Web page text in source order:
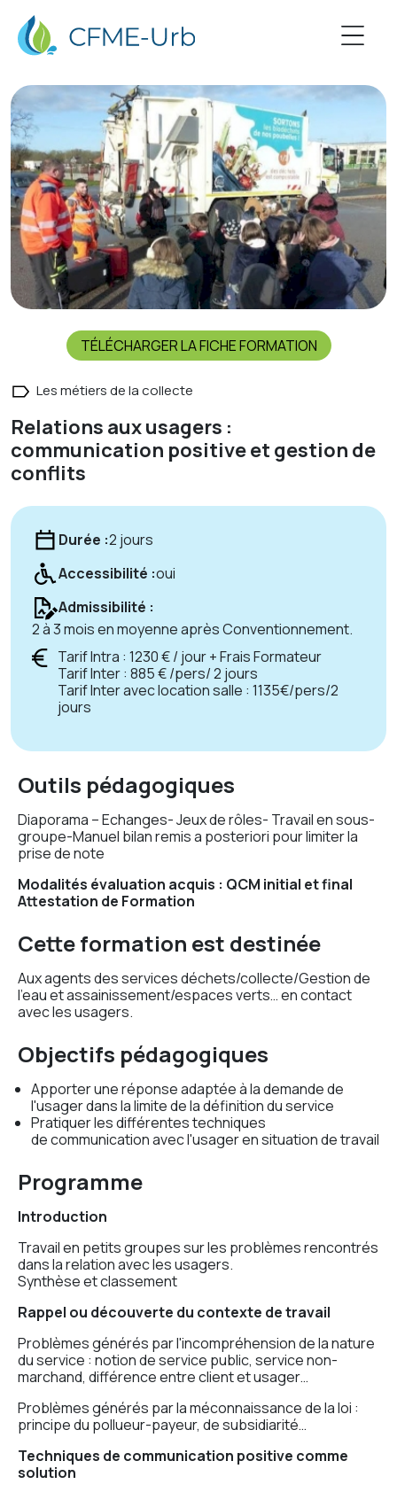
TÉLÉCHARGER LA FICHE FORMATION
Les métiers de la collecte
Relations aux usagers :
communication positive et gestion de
conflits
Durée :2 jours
Accessibilité :oui
Admissibilité :
2 à 3 mois en moyenne après Conventionnement.
Tarif Intra : 1230 € / jour + Frais Formateur
Tarif Inter : 885 € /pers/ 2 jours
Tarif Inter avec location salle : 1135€/pers/2
jours
Outils pédagogiques
Diaporama – Echanges- Jeux de rôles- Travail en sous-
groupe-Manuel bilan remis a posteriori pour limiter la
prise de note
Modalités évaluation acquis : QCM initial et final
Attestation de Formation
Cette formation est destinée
Aux agents des services déchets/collecte/Gestion de
l’eau et assainissement/espaces verts… en contact
avec les usagers.
Objectifs pédagogiques
Apporter une réponse adaptée à la demande de
l'usager dans la limite de la définition du service
Pratiquer les différentes techniques
de communication avec l'usager en situation de travail
Programme
Introduction
Travail en petits groupes sur les problèmes rencontrés
dans la relation avec les usagers.
Synthèse et classement
Rappel ou découverte du contexte de travail
Problèmes générés par l'incompréhension de la nature
du service : notion de service public, service non-
marchand, différence entre client et usager…
Problèmes générés par la méconnaissance de la loi :
principe du pollueur-payeur, de subsidiarité…
Techniques de communication positive comme
solution